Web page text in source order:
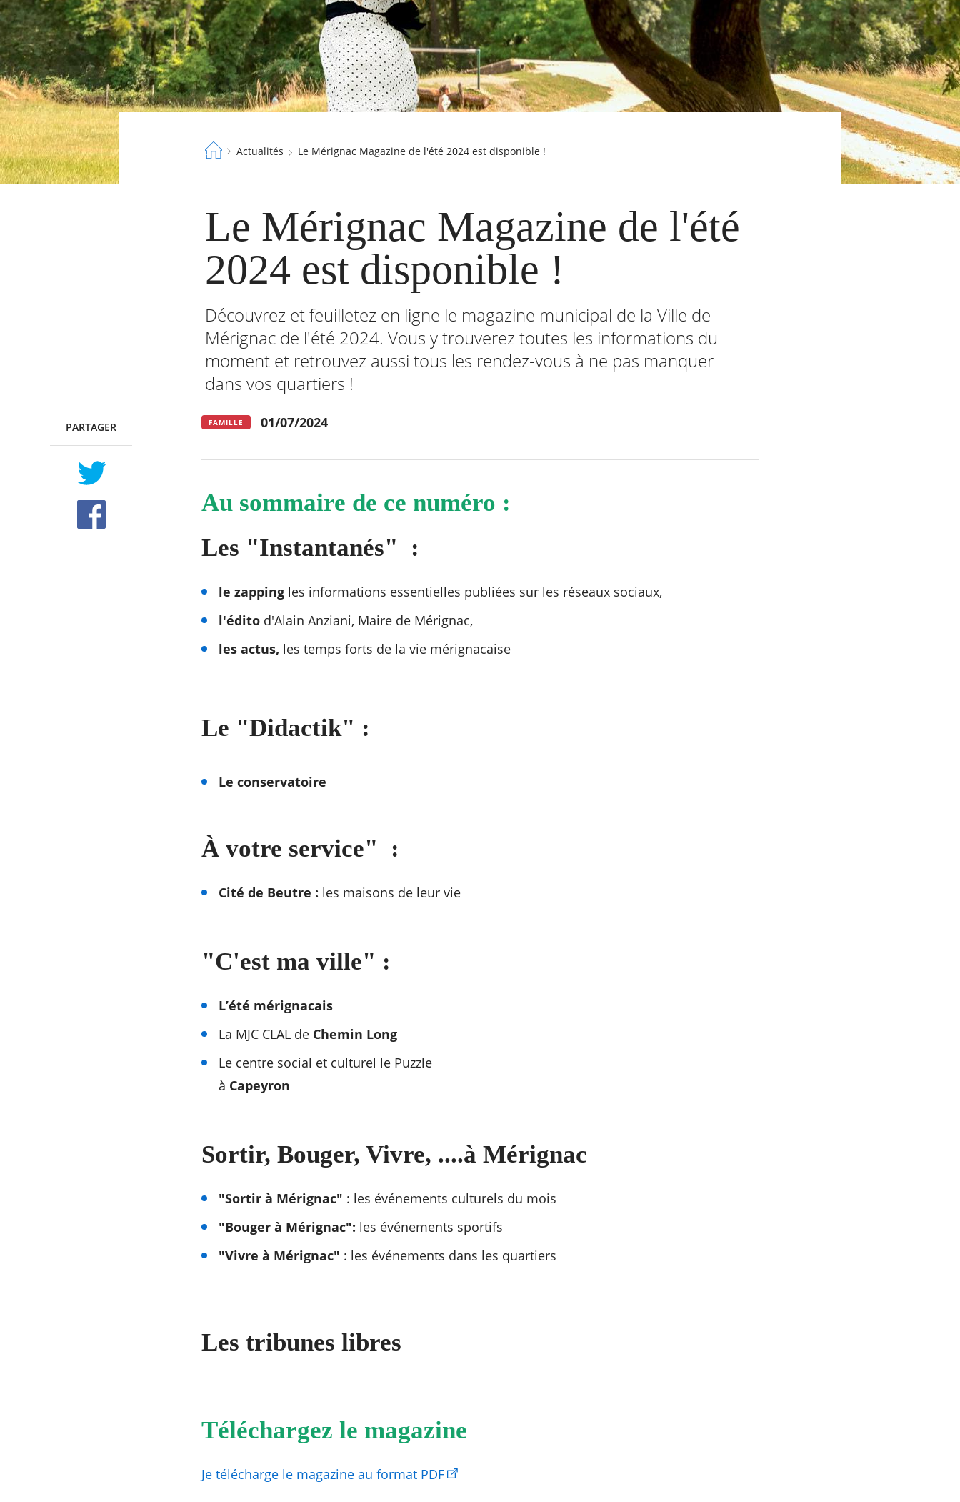
Fil
Actualités Le Mérignac Magazine de l'été 2024 est disponible !
Le Mérignac Magazine de l'été
2024 est disponible !
Découvrez et feuilletez en ligne le magazine municipal de la Ville de
Mérignac de l'été 2024. Vous y trouverez toutes les informations du
moment et retrouvez aussi tous les rendez-vous à ne pas manquer
dans vos quartiers !
PARTAGER
TWITTER
FACEBOOK
FAMILLE 01/07/2024
Au sommaire de ce numéro :
Les "Instantanés" :
le zappingles informations essentielles publiées sur les réseaux sociaux,
l'éditod'Alain Anziani, Maire de Mérignac,
les actus, les temps forts de la vie mérignacaise
Le "Didactik" :
Le conservatoire
À votre service" :
Cité de Beutre : les maisons de leur vie
"C'est ma ville" :
L’été mérignacais
La MJC CLAL deChemin Long
Le centre social et culturel le Puzzle
à Capeyron
Sortir, Bouger, Vivre, ....à Mérignac
"Sortir à Mérignac" : les événements culturels du mois
"Bouger à Mérignac": les événements sportifs
"Vivre à Mérignac" : les événements dans les quartiers
Les tribunes libres
Téléchargez le magazine
Je télécharge le magazine au format PDF